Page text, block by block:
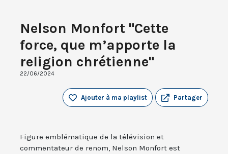
Nelson Monfort "Cette
force, que m’apporte la
religion chrétienne"
22/06/2024
Partager
Ajouter à ma playlist
Figure emblématique de la télévision et
commentateur de renom, Nelson Monfort est